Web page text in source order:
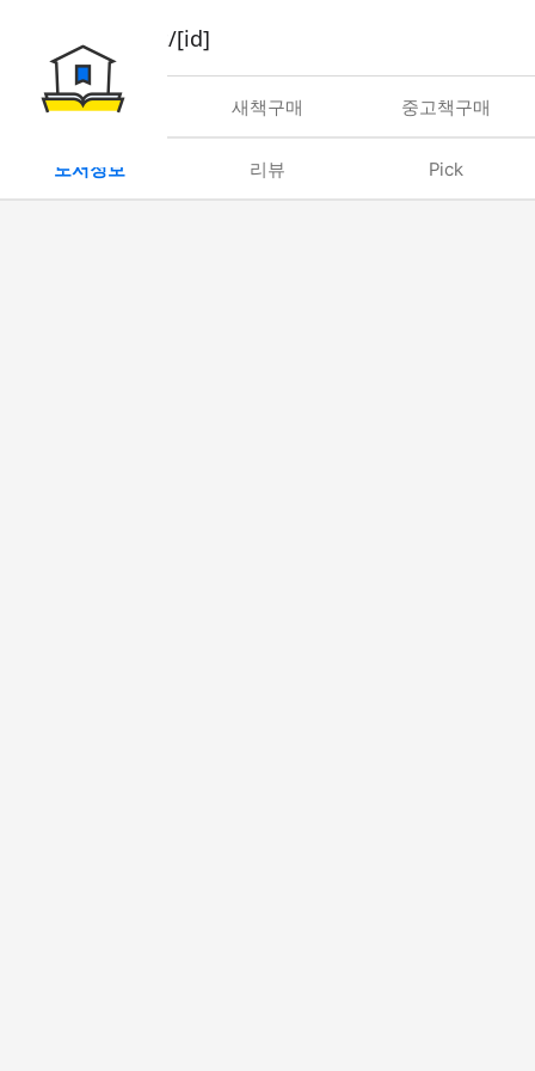
book/rent/[id]
대여 새책구매 중고책구매
도서정보 리뷰 Pick